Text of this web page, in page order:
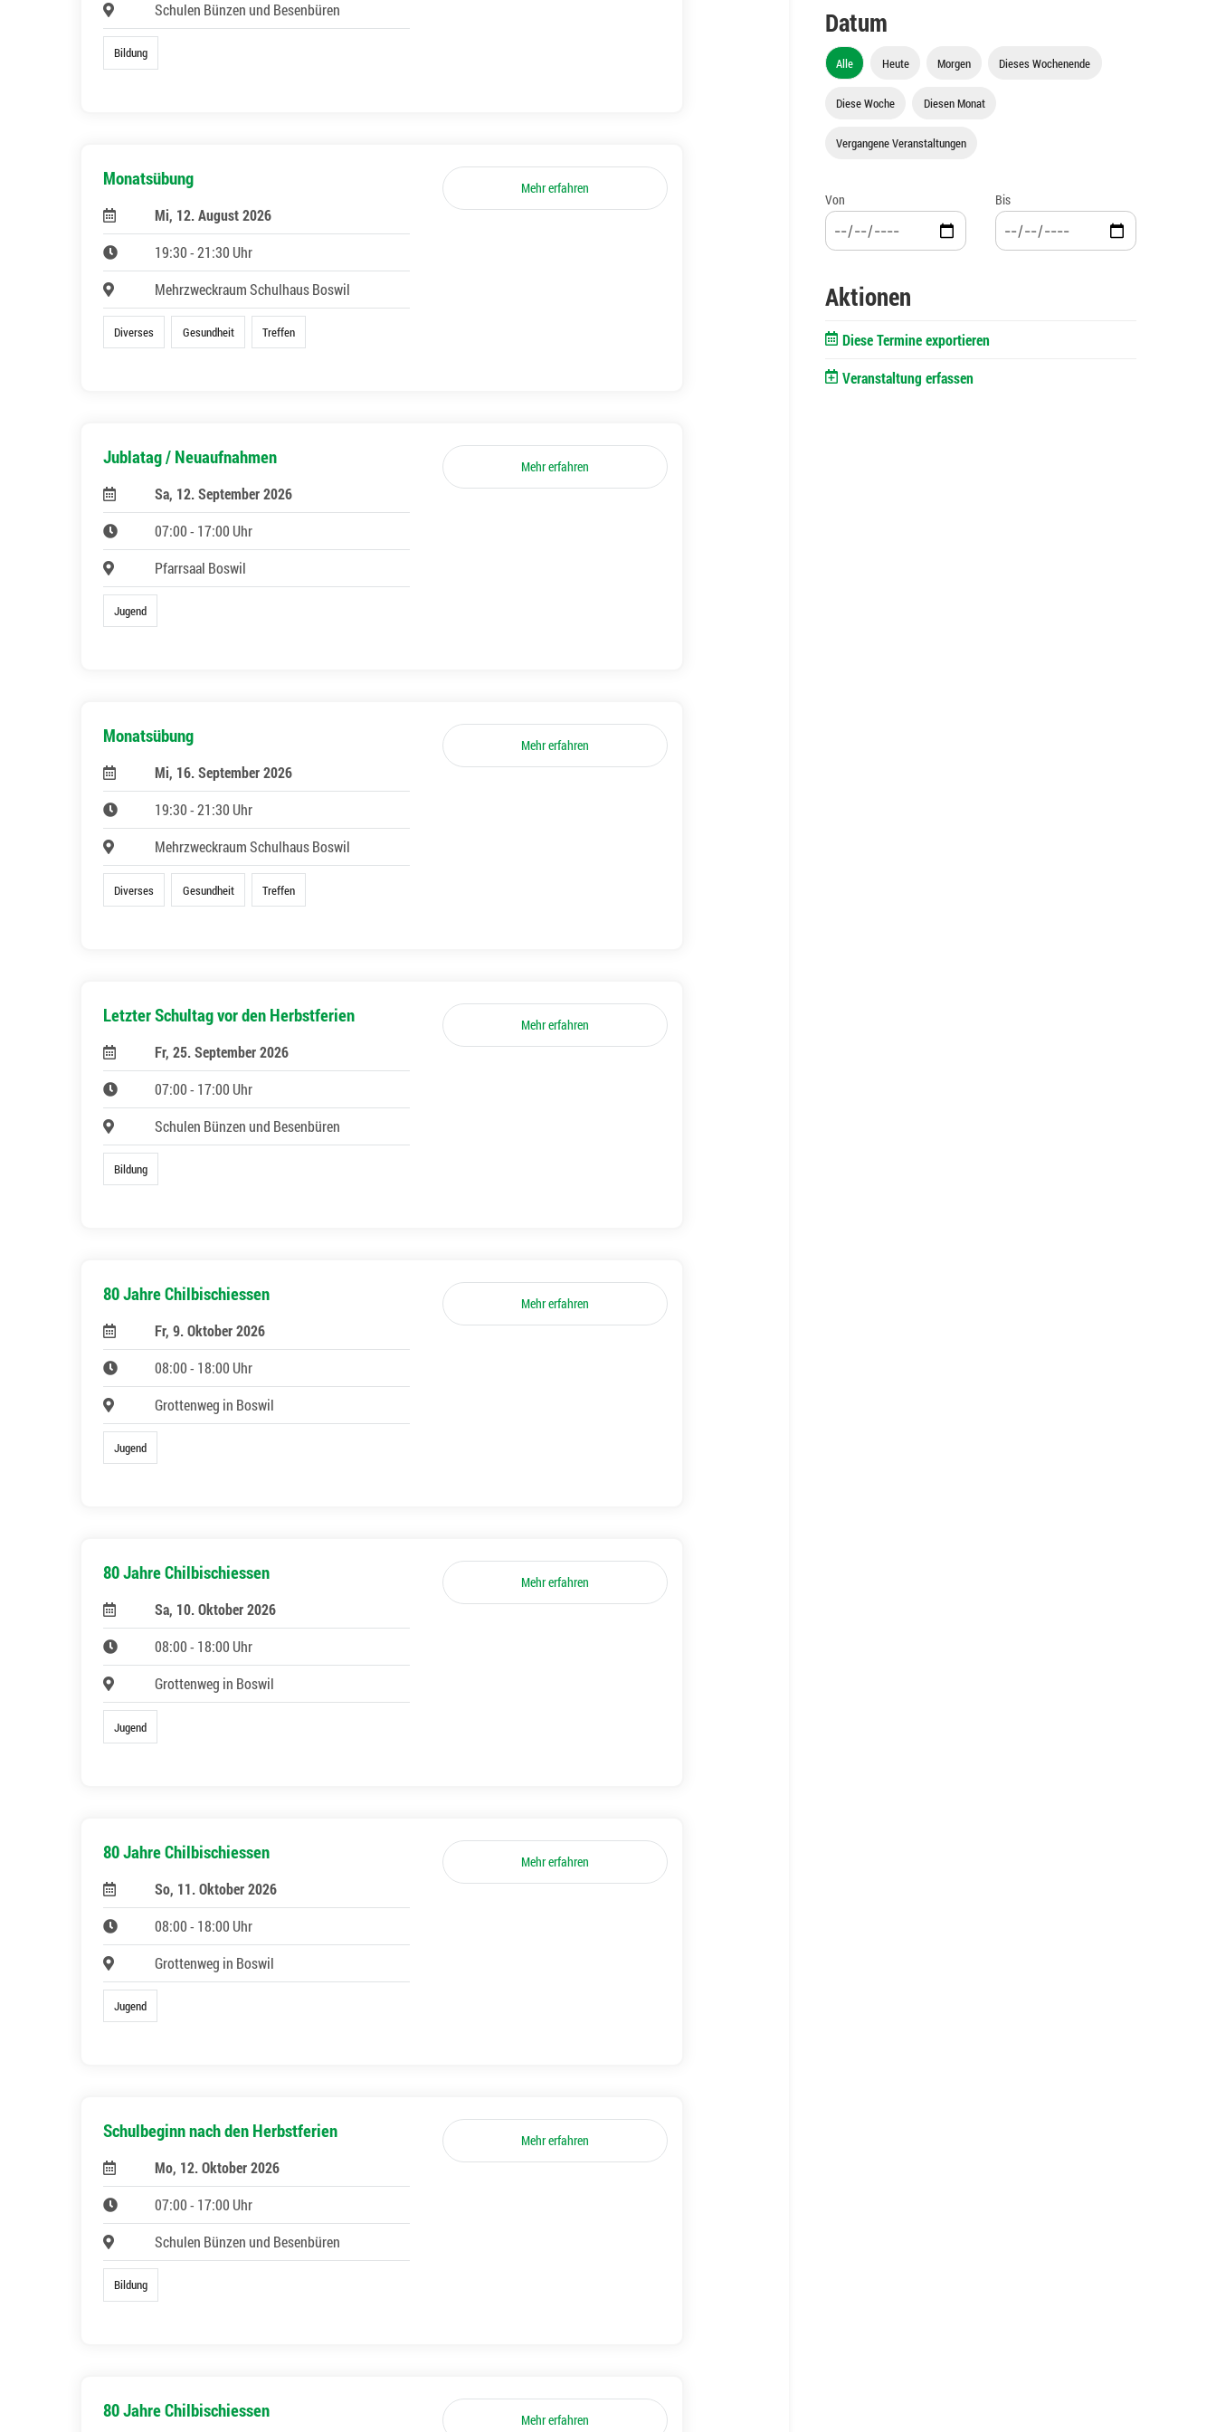
Schulen Bünzen und Besenbüren
Bildung
Monatsübung
Mi, 12. August 2026
19:30 - 21:30 Uhr
Mehrzweckraum Schulhaus Boswil
Diverses Gesundheit Treffen
Mehr erfahren
Jublatag / Neuaufnahmen
Sa, 12. September 2026
07:00 - 17:00 Uhr
Pfarrsaal Boswil
Jugend
Mehr erfahren
Monatsübung
Mi, 16. September 2026
19:30 - 21:30 Uhr
Mehrzweckraum Schulhaus Boswil
Diverses Gesundheit Treffen
Mehr erfahren
Letzter Schultag vor den Herbstferien
Fr, 25. September 2026
07:00 - 17:00 Uhr
Schulen Bünzen und Besenbüren
Bildung
Mehr erfahren
80 Jahre Chilbischiessen
Fr, 9. Oktober 2026
08:00 - 18:00 Uhr
Grottenweg in Boswil
Jugend
Mehr erfahren
80 Jahre Chilbischiessen
Sa, 10. Oktober 2026
08:00 - 18:00 Uhr
Grottenweg in Boswil
Jugend
Mehr erfahren
80 Jahre Chilbischiessen
So, 11. Oktober 2026
08:00 - 18:00 Uhr
Grottenweg in Boswil
Jugend
Mehr erfahren
Schulbeginn nach den Herbstferien
Mo, 12. Oktober 2026
07:00 - 17:00 Uhr
Schulen Bünzen und Besenbüren
Bildung
Mehr erfahren
80 Jahre Chilbischiessen Mehr erfahren
Datum
Alle Heute Morgen Dieses Wochenende
Diese Woche Diesen Monat
Vergangene Veranstaltungen
Von Bis
Aktionen
Diese Termine exportieren
Veranstaltung erfassen